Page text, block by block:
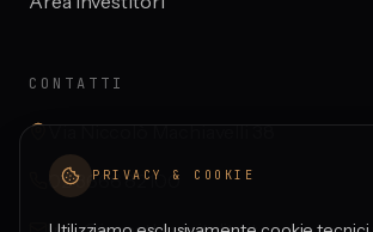
CONTATTI
Via Niccolò Machiavelli 38
02 3666 82100
PRIVACY & COOKIE